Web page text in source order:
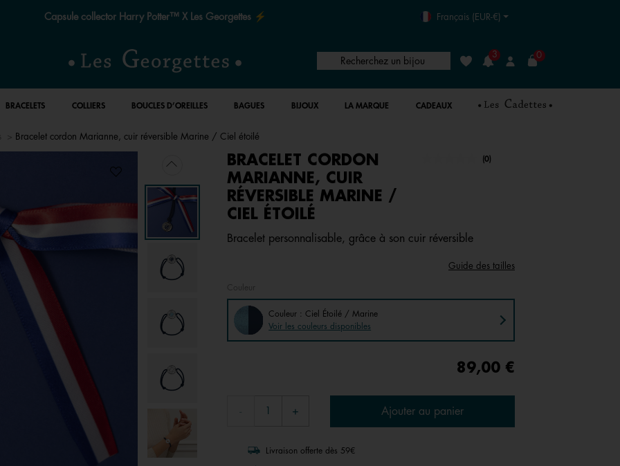
Le quart de siècle de la magie ✨ Français (EUR-€)
Recherchez un bijou Liste de souhaits
3
Connexion
0
BRACELETS COLLIERS BOUCLES D’OREILLES BAGUES BIJOUX LA MARQUE CADEAUX
Bracelet cordon Marianne, cuir réversible Marine / Ciel étoilé
BRACELET CORDON
MARIANNE, CUIR
RÉVERSIBLE MARINE /
CIEL ÉTOILÉ
undefined out of 5 Customer Rating
Aucune
(0)
Bracelet personnalisable, grâce à son cuir réversible
Guide des tailles
Couleur : Ciel Étoilé / Marine
Voir les couleurs disponibles
89,00 €
Ajouter au panier
Livraison offerte dès 59€